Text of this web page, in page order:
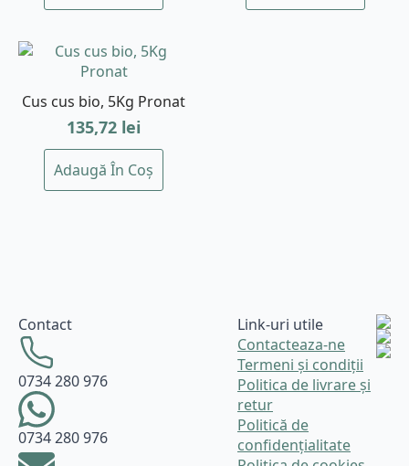
Cus cus bio, 5Kg Pronat
135,72 lei
Adaugă În Coș
Contact
0734 280 976
0734 280 976
Link-uri utile
Contacteaza-ne
Termeni și condiții
Politica de livrare și
retur
Politică de
confidențialitate